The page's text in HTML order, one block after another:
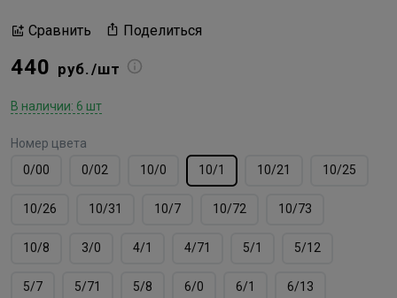
Сравнить Поделиться
440 руб./шт
В наличии: 6 шт
Номер цвета
0/00
0/02 10/0 10/1 10/21 10/25
10/26 10/31 10/7 10/72 10/73
10/8 3/0 4/1 4/71 5/1 5/12
5/7 5/71 5/8 6/0 6/1 6/13